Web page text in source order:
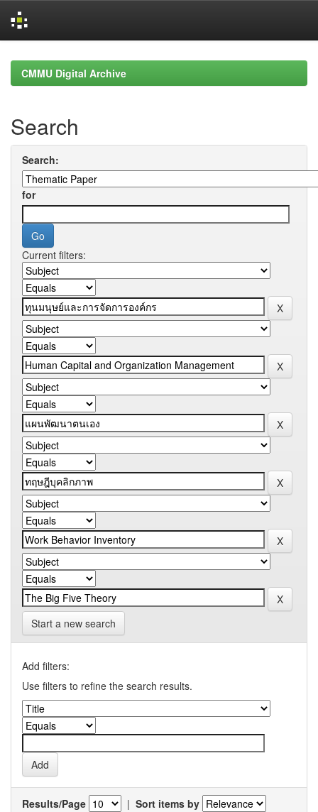
navigationCMMU Digital Archive
Search
Search:
for
Current filters:
Start a new search
Add filters:
Use filters to refine the search results.
Results/Page | Sort items by